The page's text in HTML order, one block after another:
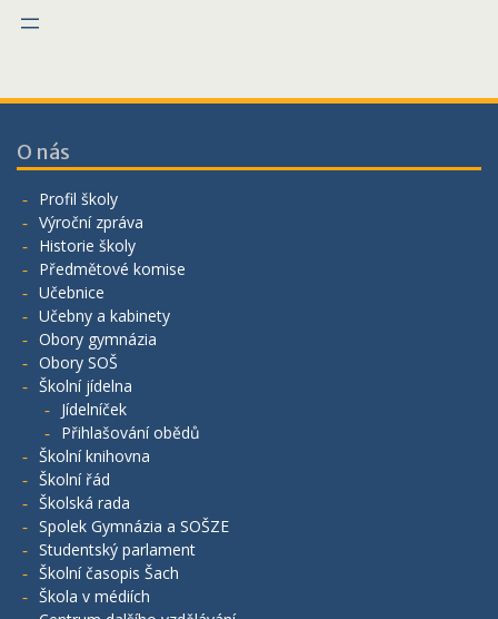
O nás
Profil školy
Výroční zpráva
Historie školy
Předmětové komise
Učebnice
Učebny a kabinety
Obory gymnázia
Obory SOŠ
Školní jídelna
Jídelníček
Přihlašování obědů
Školní knihovna
Školní řád
Školská rada
Spolek Gymnázia a SOŠZE
Studentský parlament
Školní časopis Šach
Škola v médiích